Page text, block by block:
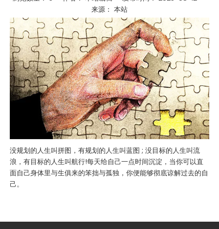
来源： 本站
没规划的人生叫拼图，有规划的人生叫蓝图 ; 没目标的人生叫流
浪，有目标的人生叫航行!每天给自己一点时间沉淀，当你可以直
面自己身体里与生俱来的笨拙与孤独，你便能够彻底谅解过去的自
己。